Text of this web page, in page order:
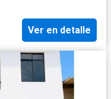
Ver en detalle